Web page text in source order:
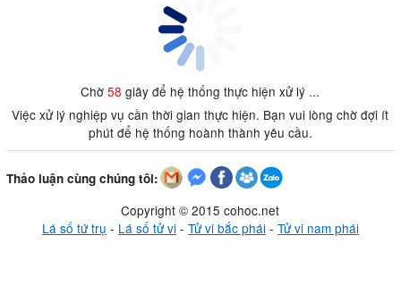
Chờ58 giây để hệ thống thực hiện xử lý ...
Việc xử lý nghiệp vụ cần thời gian thực hiện. Bạn vui lòng chờ đợi ít
phút để hệ thống hoành thành yêu cầu.
Thảo luận cùng chúng tôi:
Copyright © 2015 cohoc.net
Lá số tứ trụ - Lá số tử vi- Tử vi bắc phái- Tử vi nam phái